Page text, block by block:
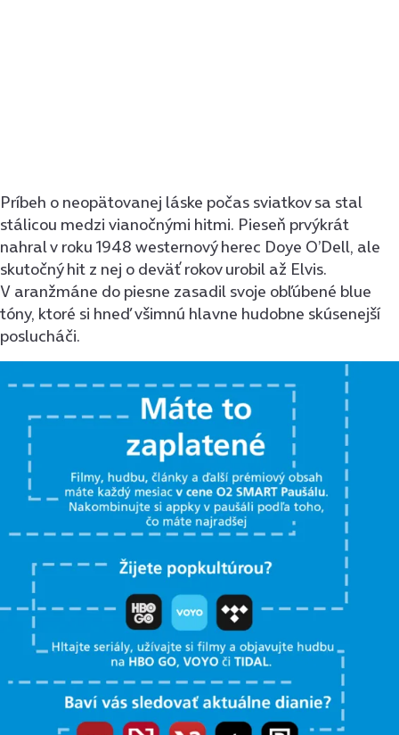
Príbeh o neopätovanej láske počas sviatkov sa stal
stálicou medzi vianočnými hitmi. Pieseň prvýkrát
nahral v roku 1948 westernový herec Doye O’Dell, ale
skutočný hit z nej o deväť rokov urobil až Elvis.
V aranžmáne do piesne zasadil svoje obľúbené blue
tóny, ktoré si hneď všimnú hlavne hudobne skúsenejší
poslucháči.